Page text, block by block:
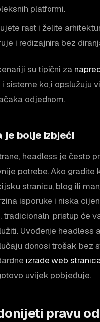
platformi.
rast i želite
i redizajnira bez
su tipični za
i sisteme koji opslužuju
odjednom.
je bolje izbjeći
headless je često
potrebe. Ako gradite
stranicu, blog ili
isporuke i niska
tradicionalni pristup će
Uvođenje headless
donosi trošak bez
izrade web
uvijek pobjeđuje.
pravu